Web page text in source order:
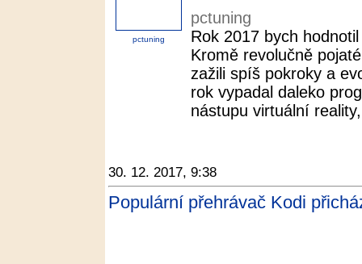
pctuning
pctuning
Rok 2017 bych
Kromě revolučně
zažili spíš pokroky a
rok vypadal daleko
nástupu virtuální
30. 12. 2017, 9:38
Populární přehrávač Kodi